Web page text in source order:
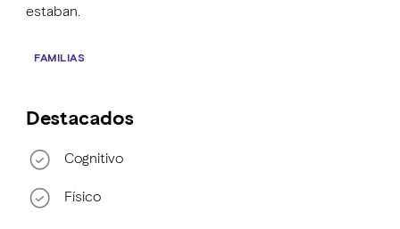
estaban.
FAMILIAS
Destacados
Cognitivo
Físico